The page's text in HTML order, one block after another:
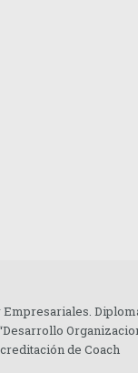
de Coach